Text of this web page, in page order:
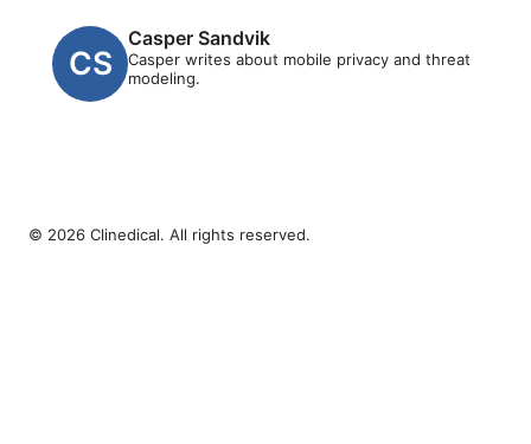
Casper Sandvik
Casper writes about mobile privacy and threat
modeling.
© 2026 Clinedical. All rights reserved.